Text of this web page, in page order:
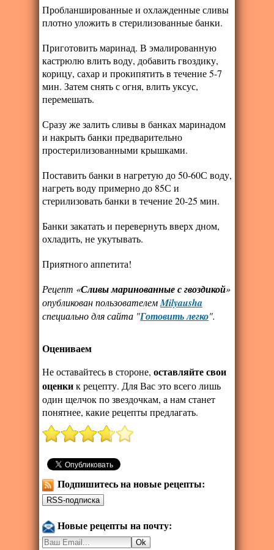
Пробланшированные и охлажденные сливы
плотно уложить в стерилизованные банки.
Приготовить маринад. В эмалированную
кастрюлю влить воду, добавить гвоздику,
корицу, сахар и прокипятить в течение 5-7
мин. Затем снять с огня, влить уксус,
перемешать.
Сразу же залить сливы в банках маринадом
и накрыть банки предварительно
простерилизованными крышками.
Поставить банки в нагретую до 50-60С воду,
нагреть воду примерно до 85С и
стерилизовать банки в течение 20-25 мин.
Банки закатать и перевернуть вверх дном,
охладить, не укутывать.
Приятного аппетита!
Рецепт «Сливы маринованные с гвоздикой»
опубликован пользователемMilyausha
специально для сайта "Готовить легко".
Оцениваем
Не оставайтесь в стороне, оставляйте свои
оценкик рецепту. Для Вас это всего лишь
один щелчок по звездочкам, а нам станет
понятнее, какие рецепты предлагать.
Подпишитесь на новые рецепты:
Новые рецепты на почту: